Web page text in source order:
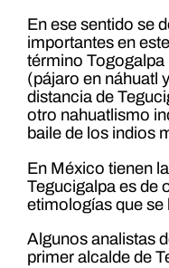
En ese sentido se
importantes en
término Togogalpa
(pájaro en náhuatl
distancia de
otro nahuatlismo
baile de los indios
En México tienen
Tegucigalpa es de
etimologías que se
Algunos analistas
primer alcalde de